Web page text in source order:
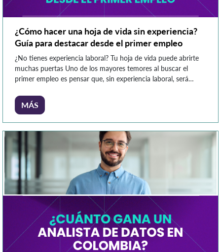
¿Cómo hacer una hoja de vida sin experiencia?
Guía para destacar desde el primer empleo
¿No tienes experiencia laboral? Tu hoja de vida puede abrirte
muchas puertas Uno de los mayores temores al buscar el
primer empleo es pensar que, sin experiencia laboral, será
una hoja de vida no solo refleja los trabajos que has tenido,
sino también tu formación, habilidades, […]
MÁS